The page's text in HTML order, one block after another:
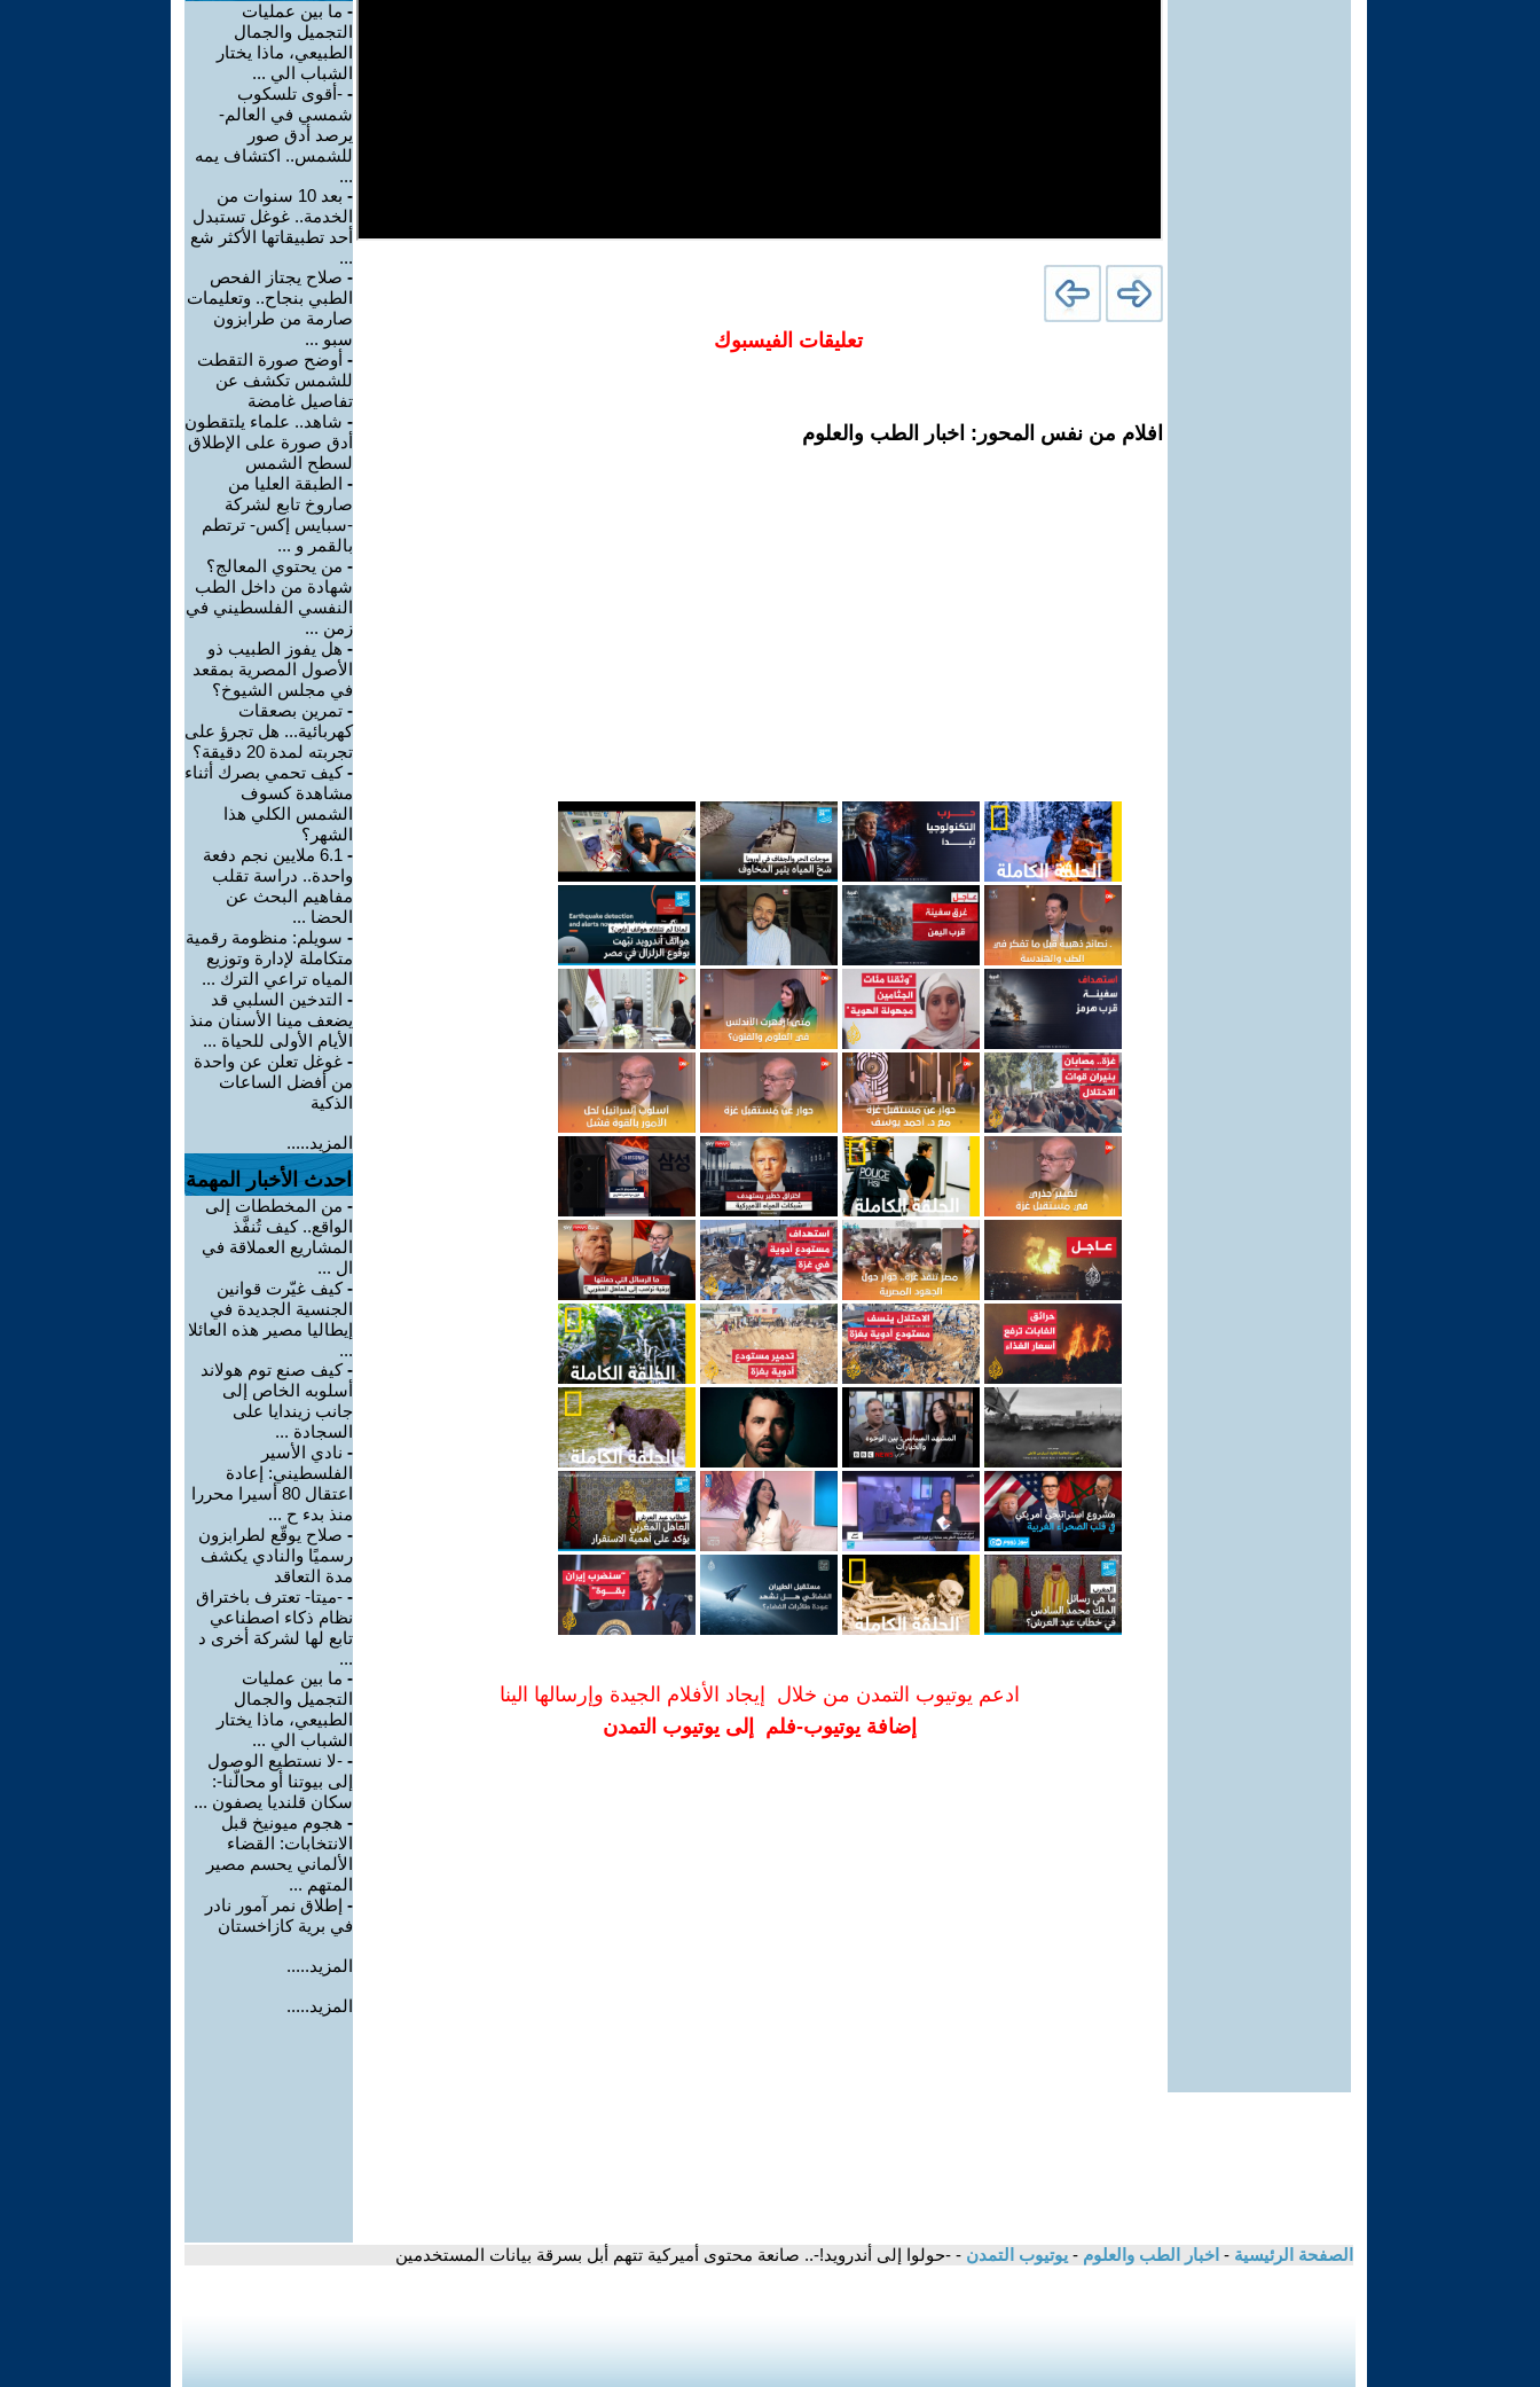
تعليقات الفيسبوك
افلام من نفس المحور: اخبار الطب والعلوم
ادعم يوتيوب التمدن من خلال إيجاد الأفلام الجيدة وإرسالها الينا
إضافة يوتيوب-فلم إلى يوتيوب التمدن
- ما بين عمليات
التجميل والجمال
الطبيعي، ماذا يختار
الشباب الي ...
- -أقوى تلسكوب
شمسي في العالم-
يرصد أدق صور
للشمس.. اكتشاف يمه
...
-
بعد 10 سنوات من
الخدمة.. غوغل تستبدل
أحد تطبيقاتها الأكثر شع
...
- صلاح يجتاز الفحص
الطبي بنجاح.. وتعليمات
صارمة من طرابزون
سبو ...
- أوضح صورة التقطت
للشمس تكشف عن
تفاصيل غامضة
- شاهد.. علماء يلتقطون
أدق صورة على الإطلاق
لسطح الشمس
- الطبقة العليا من
صاروخ تابع لشركة
-سبايس إكس- ترتطم
بالقمر و ...
- من يحتوي المعالج؟
شهادة من داخل الطب
النفسي الفلسطيني في
زمن ...
- هل يفوز الطبيب ذو
الأصول المصرية بمقعد
في مجلس الشيوخ؟
- تمرين بصعقات
كهربائية... هل تجرؤ على
تجربته لمدة 20 دقيقة؟
-كيف تحمي بصرك أثناء
مشاهدة كسوف
الشمس الكلي هذا
الشهر؟
-
6.1 ملايين نجم دفعة
واحدة.. دراسة تقلب
مفاهيم البحث عن
الحضا ...
- سويلم: منظومة رقمية
متكاملة لإدارة وتوزيع
المياه تراعي الترك ...
- التدخين السلبي قد
يضعف مينا الأسنان منذ
الأيام الأولى للحياة ...
- غوغل تعلن عن واحدة
من أفضل الساعات
الذكية
المزيد.....
احدث الأخبار المهمة
- من المخططات إلى
الواقع.. كيف تُنفَّذ
المشاريع العملاقة في
ال ...
-كيف غيّرت قوانين
الجنسية الجديدة في
إيطاليا مصير هذه العائلا
...
-كيف صنع توم هولاند
أسلوبه الخاص إلى
جانب زيندايا على
السجادة ...
- نادي الأسير
الفلسطيني: إعادة
اعتقال 80 أسيرا محررا
منذ بدء ح ...
- صلاح يوقّع لطرابزون
رسميًا والنادي يكشف
مدة التعاقد
- -ميتا- تعترف باختراق
نظام ذكاء اصطناعي
تابع لها لشركة أخرى د
...
- ما بين عمليات
التجميل والجمال
الطبيعي، ماذا يختار
الشباب الي ...
- -لا نستطيع الوصول
إلى بيوتنا أو محالّنا-:
سكان قلنديا يصفون ...
- هجوم ميونيخ قبل
الانتخابات: القضاء
الألماني يحسم مصير
المتهم ...
- إطلاق نمر آمور نادر
في برية كازاخستان
المزيد.....
المزيد.....
الصفحة الرئيسية - اخبار الطب والعلوم - يوتيوب التمدن - -حولوا إلى أندرويد!-.. صانعة محتوى أميركية تتهم أبل بسرقة بيانات المستخدمين